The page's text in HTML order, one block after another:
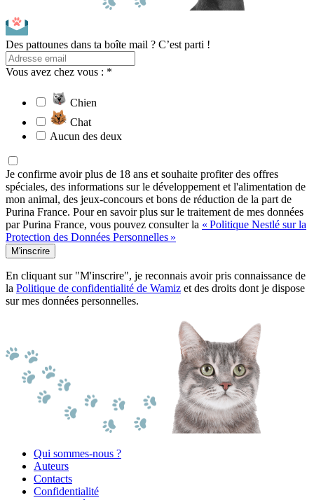
Des pattounes dans ta boîte mail ? C’est parti !
Vous avez chez vous : *
Chien
Chat
Aucun des deux
Je confirme avoir plus de 18 ans et souhaite profiter des offres
spéciales, des informations sur le développement et l'alimentation de
mon animal, des jeux-concours et bons de réduction de la part de
Purina France. Pour en savoir plus sur le traitement de mes données
par Purina France, vous pouvez consulter la « Politique Nestlé sur la
Protection des Données Personnelles »
M'inscrire
En cliquant sur "M'inscrire", je reconnais avoir pris connaissance de
la Politique de confidentialité de Wamiz et des droits dont je dispose
sur mes données personnelles.
Qui sommes-nous ?
Auteurs
Contacts
Confidentialité